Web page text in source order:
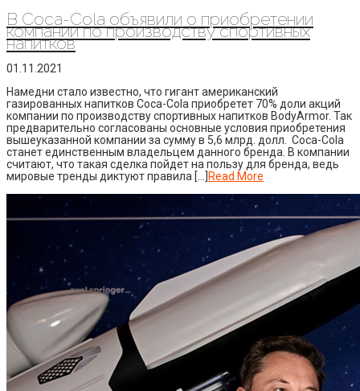
В Coca-Cola объявили о приобретении
компании по производству спортивных
напитков
01.11.2021
Намедни стало известно, что гигант американский
газированных напитков Coca-Cola приобретет 70% доли акций
компании по производству спортивных напитков BodyArmor. Так
предварительно согласованы основные условия приобретения
вышеуказанной компании за сумму в 5,6 млрд. долл. Coca-Cola
станет единственным владельцем данного бренда. В компании
считают, что такая сделка пойдет на пользу для бренда, ведь
мировые тренды диктуют правила […] Read More